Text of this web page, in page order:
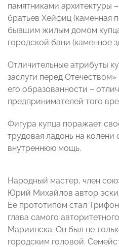
памятниками архитектуры
братьев Хейфиц (каменная
бывшим жилым домом
городской бани (каменное
Отличительные атрибуты
заслуги перед Отечеством»
его образованности –
предпринимателей того
Фигура купца поражает
трудовая ладонь на колени
внутреннюю мощь.
Народный мастер, член
Юрий Михайлов автор
Ее прототипом стал
глава самого
Мариинска. Он был не
городским головой.